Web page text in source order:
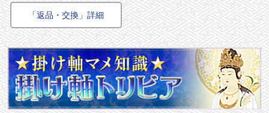
「返品・交換」詳細